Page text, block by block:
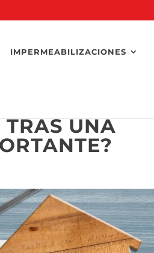
IMPERMEABILIZACIONES
TRAS UNA